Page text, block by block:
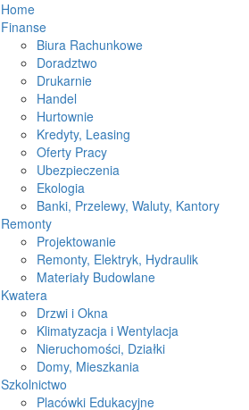
Home
Finanse
Biura Rachunkowe
Doradztwo
Drukarnie
Handel
Hurtownie
Kredyty, Leasing
Oferty Pracy
Ubezpieczenia
Ekologia
Banki, Przelewy, Waluty, Kantory
Remonty
Projektowanie
Remonty, Elektryk, Hydraulik
Materiały Budowlane
Kwatera
Drzwi i Okna
Klimatyzacja i Wentylacja
Nieruchomości, Działki
Domy, Mieszkania
Szkolnictwo
Placówki Edukacyjne